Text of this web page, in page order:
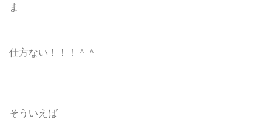
ま
仕方ない！！！＾＾
そういえば